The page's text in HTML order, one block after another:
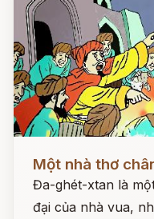
Một nhà thơ
Đa-ghét-xtan là
đại của nhà vua,